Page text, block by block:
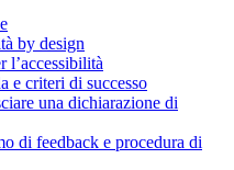
by design
l’accessibilità
e criteri di successo
una dichiarazione di
di feedback e procedura di